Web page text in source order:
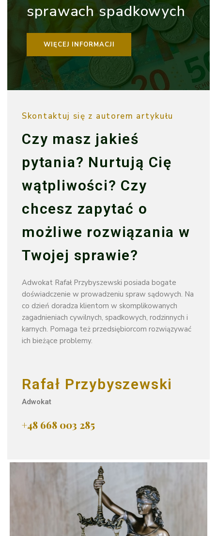
sprawach spadkowych
WIĘCEJ INFORMACJI
Skontaktuj się z autorem artykułu
Czy masz jakieś
pytania? Nurtują Cię
wątpliwości? Czy
chcesz zapytać o
możliwe rozwiązania w
Twojej sprawie?
Adwokat Rafał Przybyszewski posiada bogate
doświadczenie w prowadzeniu spraw sądowych. Na
co dzień doradza klientom w skomplikowanych
zagadnieniach cywilnych, spadkowych, rodzinnych i
karnych. Pomaga też przedsiębiorcom rozwiązywać
ich bieżące problemy.
Rafał Przybyszewski
Adwokat
+48 668 003 285